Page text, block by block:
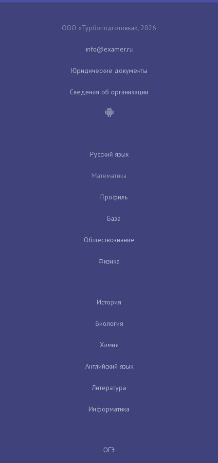
ООО «Турбоподготовка», 2026
Юридические документы
Сведения об организации
Русский язык
Математика
Профиль
База
Обществознание
Физика
История
Биология
Химия
Английский язык
Литература
Информатика
ОГЭ